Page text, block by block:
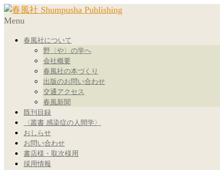
Menu
春風社について
野〈や〉の学へ
会社概要
春風社の本づくり
出版のお問い合わせ
交通アクセス
春風新聞
既刊目録
〈叢書 感染症の人間学〉
おしらせ
お問い合わせ
書店様・取次様用
採用情報